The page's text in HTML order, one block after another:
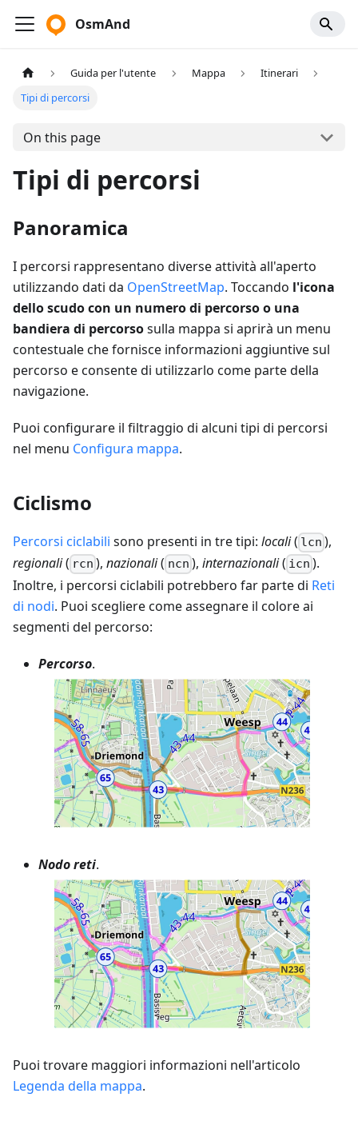
OsmAnd
Guida per l'utente Mappa
Itinerari
Tipi di percorsi
On this page
Tipi di percorsi
Panoramica
I percorsi rappresentano diverse attività all'aperto
utilizzando dati da OpenStreetMap. Toccando l'icona
dello scudo con un numero di percorso o una
bandiera di percorsosulla mappa si aprirà un menu
contestuale che fornisce informazioni aggiuntive sul
percorso e consente di utilizzarlo come parte della
navigazione.
Puoi configurare il filtraggio di alcuni tipi di percorsi
nel menu Configura mappa.
Ciclismo
Percorsi ciclabili sono presenti in tre tipi: locali( lcn ),
regionali( rcn ),nazionali( ncn ), internazionali( icn ).
Inoltre, i percorsi ciclabili potrebbero far parte di Reti
di nodi. Puoi scegliere come assegnare il colore ai
segmenti del percorso:
Percorso.
Nodo reti.
Puoi trovare maggiori informazioni nell'articolo
Legenda della mappa.